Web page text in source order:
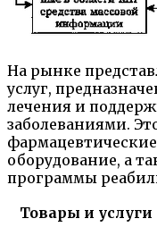
На рынке
услуг,
лечения и
заболеваниями.
оборудование, а
программы
Товары и услуги